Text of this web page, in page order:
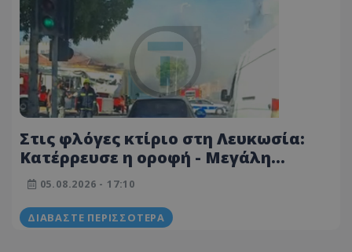
Στις φλόγες κτίριο στη Λευκωσία:
Κατέρρευσε η οροφή - Μεγάλη
κινητοποίηση της Πυροσβεστικής -
Φωτογραφίες από το σημείο
05.08.2026 - 17:10
ΔΙΑΒΆΣΤΕ ΠΕΡΙΣΣΌΤΕΡΑ